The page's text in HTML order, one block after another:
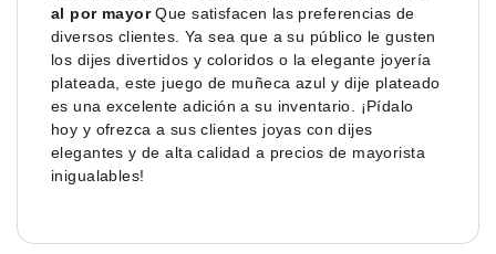
al por mayorQue satisfacen las preferencias de
diversos clientes. Ya sea que a su público le gusten
los dijes divertidos y coloridos o la elegante joyería
plateada, este juego de muñeca azul y dije plateado
es una excelente adición a su inventario. ¡Pídalo
hoy y ofrezca a sus clientes joyas con dijes
elegantes y de alta calidad a precios de mayorista
inigualables!